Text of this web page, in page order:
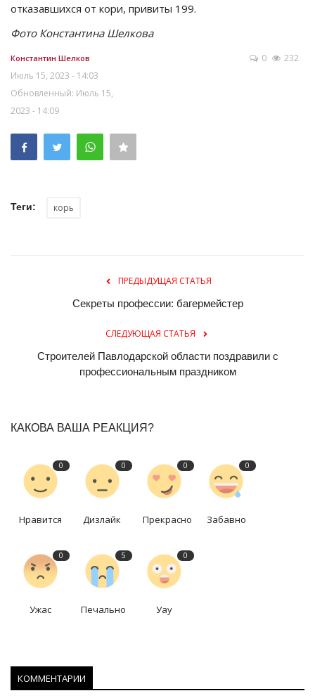
отказавшихся от кори, привиты 199.
Фото Константина Шелкова
Константин Шелков
Июль 15, 2023 - 14:03
Обновленный: Июль 15,
2023 - 14:09
0 232
Теги: корь
ПРЕДЫДУЩАЯ СТАТЬЯ
Секреты профессии: багермейстер
СЛЕДУЮЩАЯ СТАТЬЯ
Строителей Павлодарской области поздравили с
профессиональным праздником
КАКОВА ВАША РЕАКЦИЯ?
0
Нравится
0
Дизлайк
0
Прекрасно
0
Забавно
0
Ужас
5
Печально
0
Уау
КОММЕНТАРИИ